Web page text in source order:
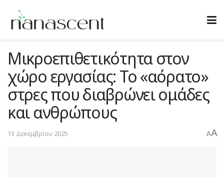
Μικροεπιθετικότητα στον
χώρο εργασίας: Το «αόρατο»
στρες που διαβρώνει ομάδες
και ανθρώπους
13 Δεκεμβρίου 2025 AA